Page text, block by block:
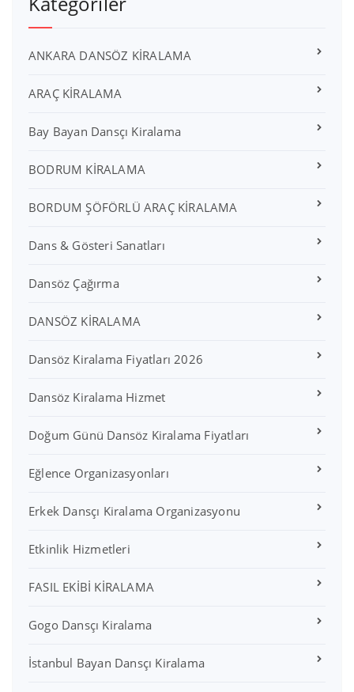
ANKARA DANSÖZ KİRALAMA
ARAÇ KİRALAMA
Bay Bayan Dansçı Kiralama
BODRUM KİRALAMA
BORDUM ŞÖFÖRLÜ ARAÇ KİRALAMA
Dans & Gösteri Sanatları
Dansöz Çağırma
DANSÖZ KİRALAMA
Dansöz Kiralama Fiyatları 2026
Dansöz Kiralama Hizmet
Doğum Günü Dansöz Kiralama Fiyatları
Eğlence Organizasyonları
Erkek Dansçı Kiralama Organizasyonu
Etkinlik Hizmetleri
FASIL EKİBİ KİRALAMA
Gogo Dansçı Kiralama
İstanbul Bayan Dansçı Kiralama